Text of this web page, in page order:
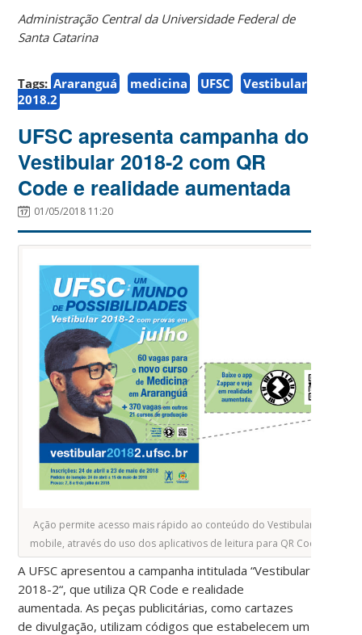
Administração Central da Universidade Federal de
Santa Catarina
Tags: Araranguá medicina UFSC
Vestibular
2018.2
UFSC apresenta campanha do
Vestibular 2018-2 com QR
Code e realidade aumentada
01/05/2018 11:20
Ação permite acesso mais rápido ao conteúdo do Vestibular 2018.2
mobile, através do uso dos aplicativos de leitura para QR Code e
A UFSC apresentou a campanha intitulada “Vestibular
2018-2“, que utiliza QR Code e realidade
aumentada. As peças publicitárias, como cartazes
de divulgação, utilizam códigos que estabelecem um